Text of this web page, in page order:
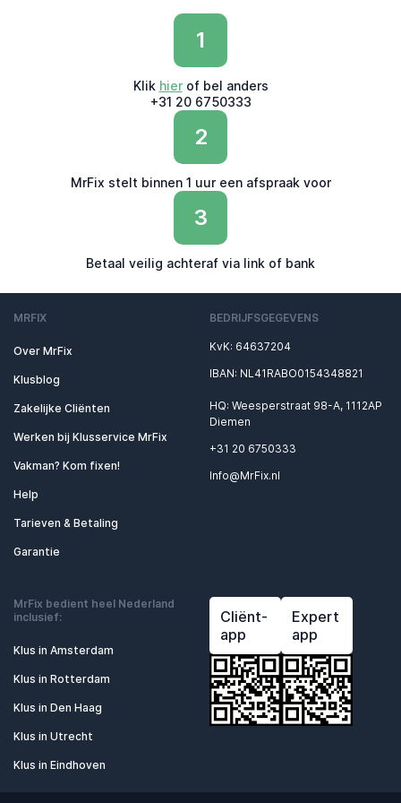
1
Klik hierof bel anders
+31 20 6750333
2
MrFix stelt binnen 1 uur een afspraak voor
3
Betaal veilig achteraf via link of bank
MRFIX
Over MrFix
Klusblog
Zakelijke Cliënten
Werken bij Klusservice MrFix
Vakman? Kom fixen!
Help
Tarieven & Betaling
Garantie
BEDRIJFSGEGEVENS
KvK: 64637204
IBAN: NL41RABO0154348821
HQ: Weesperstraat 98-A, 1112AP
Diemen
+31 20 6750333
Info@MrFix.nl
MrFix bedient heel Nederland
inclusief:
Klus in Amsterdam
Klus in Rotterdam
Klus in Den Haag
Klus in Utrecht
Klus in Eindhoven
Cliënt-
app
Expert
app